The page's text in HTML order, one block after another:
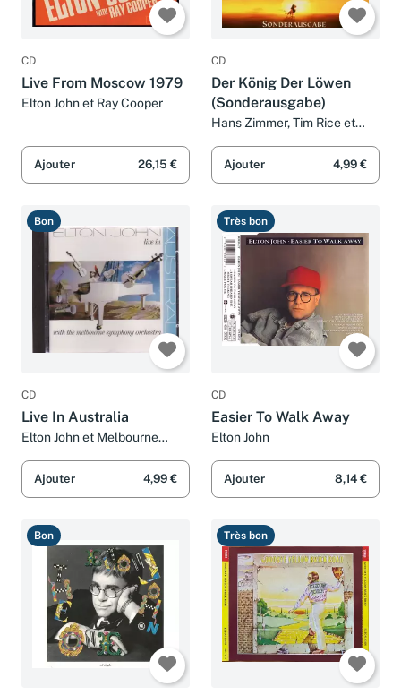
CD
Live From Moscow 1979
Elton John et Ray Cooper
Ajouter 26,15 €
CD
Der König Der Löwen
(Sonderausgabe)
Hans Zimmer, Tim Rice et
Ajouter 4,99 €
Bon
CD
Live In Australia
Elton John et Melbourne
Ajouter 4,99 €
Très bon
CD
Easier To Walk Away
Elton John
Ajouter 8,14 €
Bon Très bon